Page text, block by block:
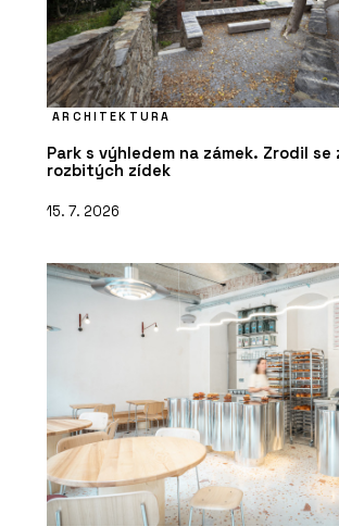
ARCHITEKTURA
Park s výhledem na zámek. Zrodil se
rozbitých zídek
15. 7. 2026